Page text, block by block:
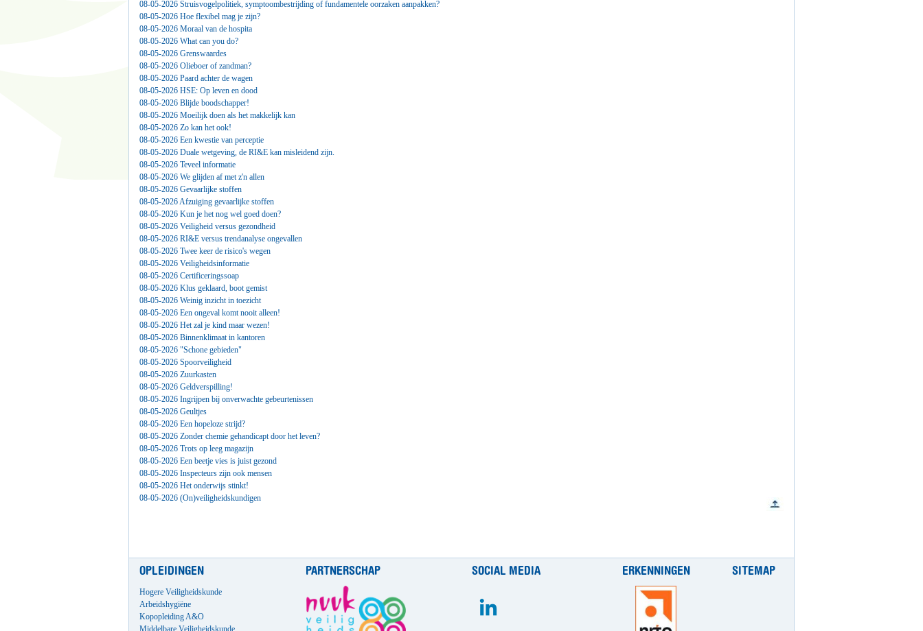
08-05-2026 Struisvogelpolitiek, symptoombestrijding of fundamentele oorzaken aanpakken?
08-05-2026 Hoe flexibel mag je zijn?
08-05-2026 Moraal van de hospita
08-05-2026 What can you do?
08-05-2026 Grenswaardes
08-05-2026 Olieboer of zandman?
08-05-2026 Paard achter de wagen
08-05-2026 HSE: Op leven en dood
08-05-2026 Blijde boodschapper!
08-05-2026 Moeilijk doen als het makkelijk kan
08-05-2026 Zo kan het ook!
08-05-2026 Een kwestie van perceptie
08-05-2026 Duale wetgeving, de RI&E kan misleidend zijn.
08-05-2026 Teveel informatie
08-05-2026 We glijden af met z'n allen
08-05-2026 Gevaarlijke stoffen
08-05-2026 Afzuiging gevaarlijke stoffen
08-05-2026 Kun je het nog wel goed doen?
08-05-2026 Veiligheid versus gezondheid
08-05-2026 RI&E versus trendanalyse ongevallen
08-05-2026 Twee keer de risico's wegen
08-05-2026 Veiligheidsinformatie
08-05-2026 Certificeringssoap
08-05-2026 Klus geklaard, boot gemist
08-05-2026 Weinig inzicht in toezicht
08-05-2026 Een ongeval komt nooit alleen!
08-05-2026 Het zal je kind maar wezen!
08-05-2026 Binnenklimaat in kantoren
08-05-2026 "Schone gebieden"
08-05-2026 Spoorveiligheid
08-05-2026 Zuurkasten
08-05-2026 Geldverspilling!
08-05-2026 Ingrijpen bij onverwachte gebeurtenissen
08-05-2026 Geultjes
08-05-2026 Een hopeloze strijd?
08-05-2026 Zonder chemie gehandicapt door het leven?
08-05-2026 Trots op leeg magazijn
08-05-2026 Een beetje vies is juist gezond
08-05-2026 Inspecteurs zijn ook mensen
08-05-2026 Het onderwijs stinkt!
08-05-2026 (On)veiligheidskundigen
OPLEIDINGEN
Hogere Veiligheidskunde
Arbeidshygiëne
Kopopleiding A&O
Middelbare Veiligheidskunde
PARTNERSCHAP SOCIAL MEDIA ERKENNINGEN SITEMAP